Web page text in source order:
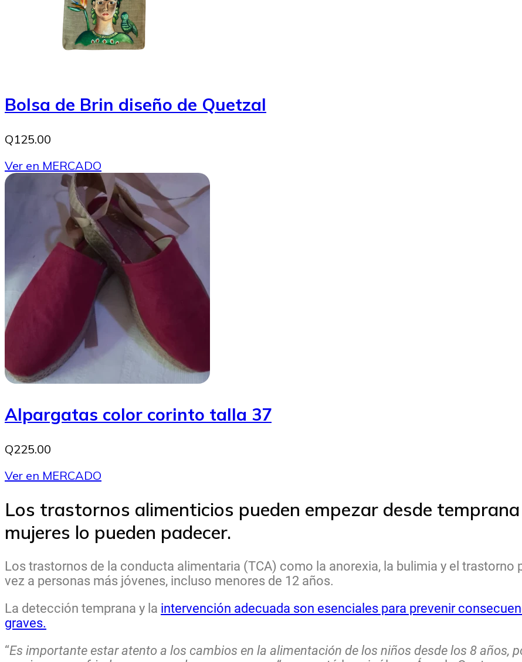
Bolsa de Brin diseño de Quetzal
Q125.00
Ver en MERCADO
Alpargatas color corinto talla 37
Q225.00
Ver en MERCADO
Los trastornos alimenticios pueden empezar desde
mujeres lo pueden padecer.
Los trastornos de la conducta alimentaria (TCA) como la anorexia, la bulimia y el trastorno
vez a personas más jóvenes, incluso menores de 12 años.
La detección temprana y la intervención adecuada son esenciales para prevenir
graves.
“Es importante estar atento a los cambios en la alimentación de los niños desde los 8 años,